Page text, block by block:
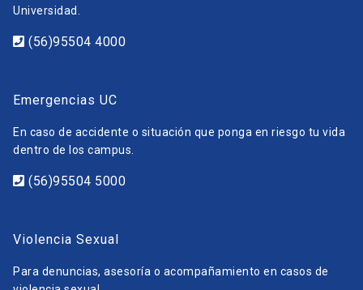
Universidad.
(56)95504 4000
Emergencias UC
En caso de accidente o situación que ponga en riesgo tu vida
dentro de los campus.
(56)95504 5000
Violencia Sexual
Para denuncias, asesoría o acompañamiento en casos de